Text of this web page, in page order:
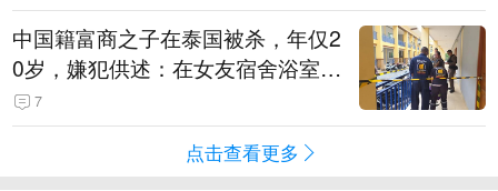
中国籍富商之子在泰国被杀，年仅2
0岁，嫌犯供述：在女友宿舍浴室发
现他，持刀询问身份时发生拉扯
7
点击查看更多